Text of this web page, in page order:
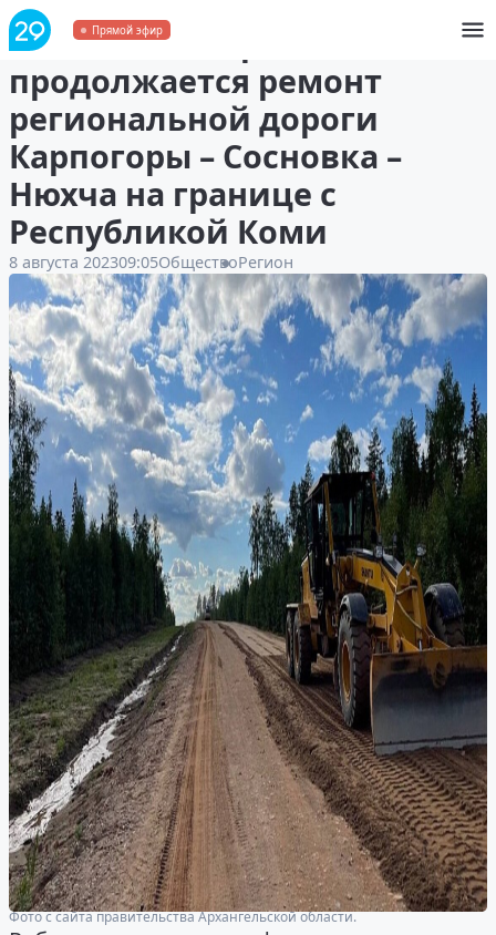
Прямой эфир
В Пинежском районе
продолжается ремонт
региональной дороги
Карпогоры – Сосновка –
Нюхча на границе с
Республикой Коми
8 августа 202309:05ОбществоРегион
Фото с сайта правительства Архангельской области.